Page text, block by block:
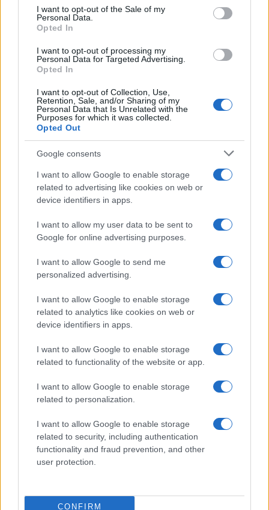
services and may gather and store information including but
not limited to your visit or usage behaviour. You may click to
grant or deny consent to Google and its third-party tags to
consent section.
I want to opt-out of the Sale of my
Personal Data.
Opted In
I want to opt-out of processing my
Personal Data for Targeted Advertising.
Opted In
I want to opt-out of Collection, Use,
Retention, Sale, and/or Sharing of my
Personal Data that Is Unrelated with the
Purposes for which it was collected.
Opted Out
Google consents
I want to allow Google to enable storage
related to advertising like cookies on web or
device identifiers in apps.
I want to allow my user data to be sent to
Google for online advertising purposes.
I want to allow Google to send me
personalized advertising.
I want to allow Google to enable storage
related to analytics like cookies on web or
device identifiers in apps.
I want to allow Google to enable storage
related to functionality of the website or app.
I want to allow Google to enable storage
related to personalization.
I want to allow Google to enable storage
related to security, including authentication
functionality and fraud prevention, and other
user protection.
CONFIRM